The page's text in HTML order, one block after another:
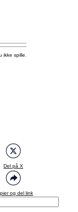
ikke spille.
Del på X
og del link